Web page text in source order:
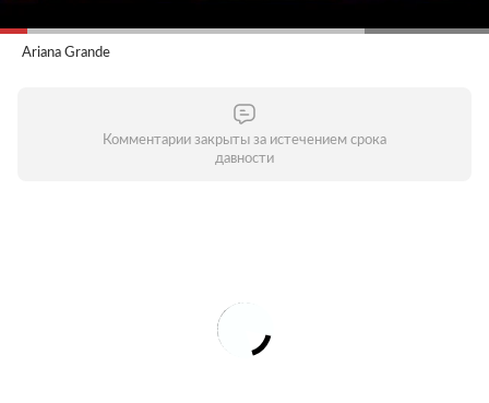
Ariana Grande
Комментарии закрыты за истечением срока
давности